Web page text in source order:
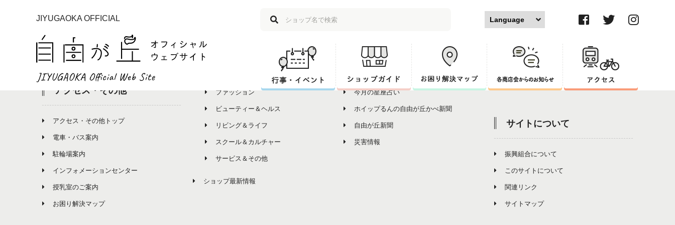
JIYUGAOKA OFFICIAL
イベント一覧
アクセス・その他
アクセス・その他トップ
電車・バス案内
駐輪場案内
インフォメーションセンター
授乳室のご案内
お困り解決マップ
ショップ一覧
ファッション
ビューティー＆ヘルス
リビング＆ライフ
スクール＆カルチャー
サービス＆その他
ショップ最新情報
組合員の皆様へお知らせ
各商店会からのお知らせ
今月の星座占い
ホイップるんの自由が丘かべ新聞
自由が丘新聞
災害情報
ブログ
セザンジュブログ
丘ばちプロジェクト
サイトについて
振興組合について
このサイトについて
関連リンク
サイトマップ